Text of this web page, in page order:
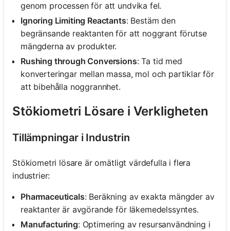
genom processen för att undvika fel.
Ignoring Limiting Reactants: Bestäm den
begränsande reaktanten för att noggrant förutse
mängderna av produkter.
Rushing through Conversions: Ta tid med
konverteringar mellan massa, mol och partiklar för
att bibehålla noggrannhet.
Stökiometri Lösare i Verkligheten
Tillämpningar i Industrin
Stökiometri lösare är omätligt värdefulla i flera
industrier:
Pharmaceuticals: Beräkning av exakta mängder av
reaktanter är avgörande för läkemedelssyntes.
Manufacturing: Optimering av resursanvändning i